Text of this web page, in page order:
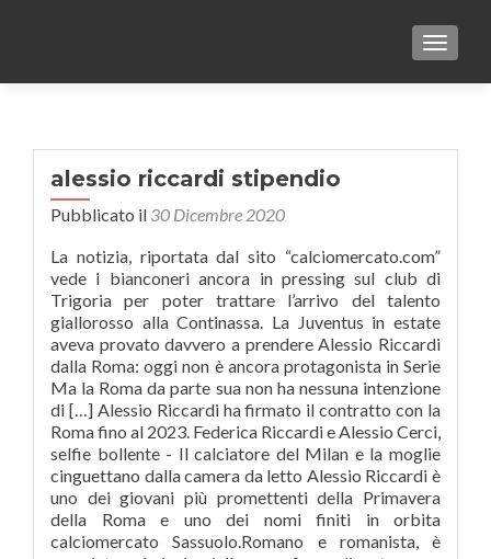
alessio riccardi stipendio
Pubblicato il 30 Dicembre 2020
La notizia, riportata dal sito “calciomercato.com”
vede i bianconeri ancora in pressing sul club di
Trigoria per poter trattare l’arrivo del talento
giallorosso alla Continassa. La Juventus in estate
aveva provato davvero a prendere Alessio Riccardi
dalla Roma: oggi non è ancora protagonista in Serie
Ma la Roma da parte sua non ha nessuna intenzione
di […] Alessio Riccardi ha firmato il contratto con la
Roma fino al 2023. Federica Riccardi e Alessio Cerci,
selfie bollente - Il calciatore del Milan e la moglie
cinguettano dalla camera da letto Alessio Riccardi è
uno dei giovani più promettenti della Primavera
della Roma e uno dei nomi finiti in orbita
calciomercato Sassuolo.Romano e romanista, è